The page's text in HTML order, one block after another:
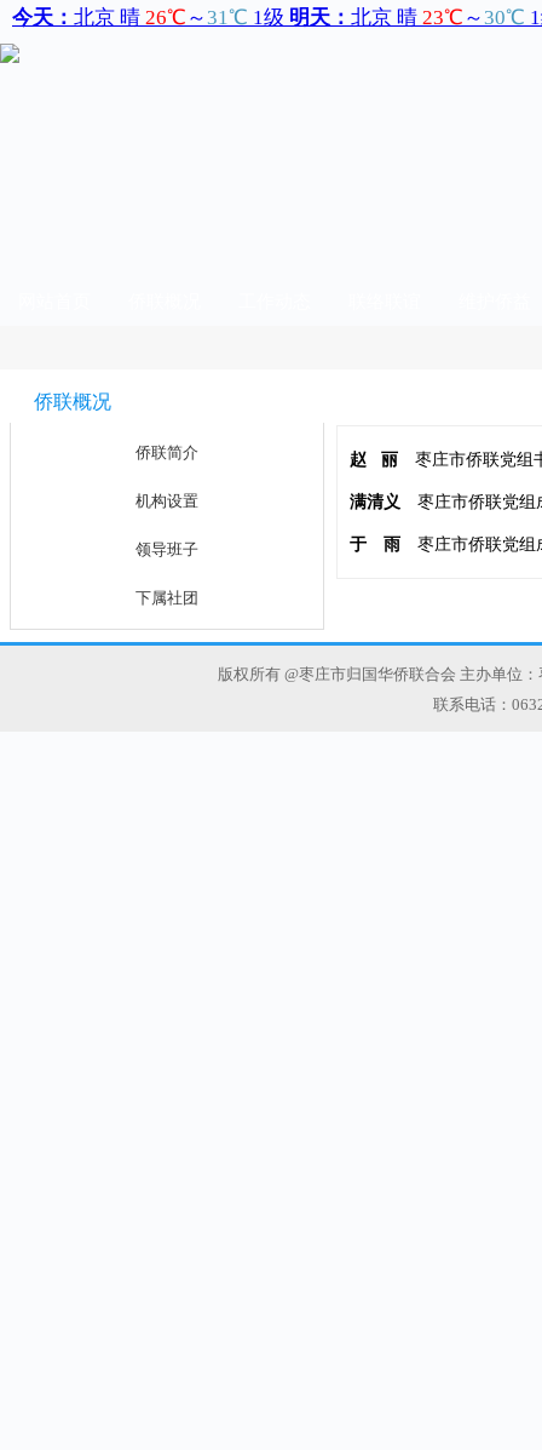
侨联概况
侨联简介
机构设置
领导班子
下属社团
赵 丽 枣庄市侨联党组
满清义 枣庄市侨联党组
于 雨 枣庄市侨联党组
版权所有 @枣庄市归国华侨联合会 主办单位
联系电话：